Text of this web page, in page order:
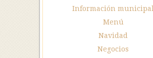
Información municipal
Menú
Navidad
Negocios